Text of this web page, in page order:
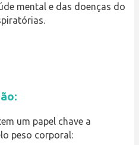
mental e das doenças do
um papel chave a
peso corporal: